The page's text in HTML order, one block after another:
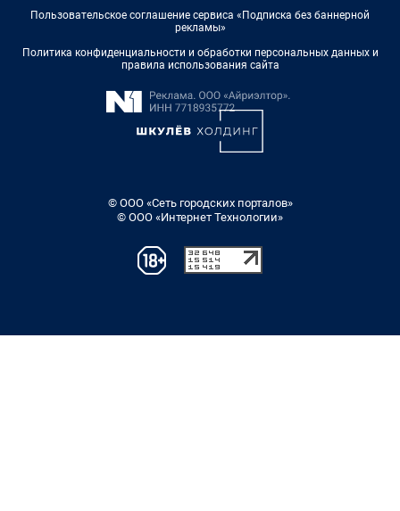
Пользовательское соглашение сервиса «Подписка без баннерной
рекламы»
Политика конфиденциальности и обработки персональных данных и
правила использования сайта
© ООО «Сеть городских порталов»
© ООО «Интернет Технологии»